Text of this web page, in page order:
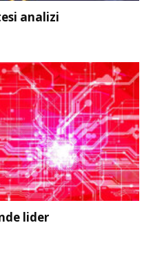
analizi
lider